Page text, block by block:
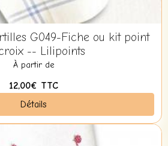
G049-Fiche ou kit point
-- Lilipoints
À partir de
12,00€ TTC
Détails